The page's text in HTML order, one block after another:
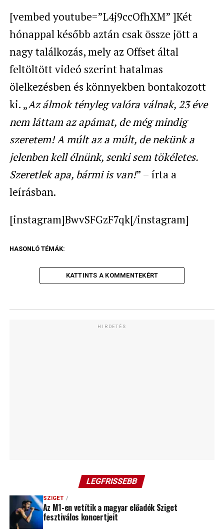
[vembed youtube=”L4j9ccOfhXM” ]Két
hónappal később aztán csak össze jött a
nagy találkozás, mely az Offset által
feltöltött videó szerint hatalmas
ölelkezésben és könnyekben bontakozott
ki. „Az álmok tényleg valóra válnak, 23 éve
nem láttam az apámat, de még mindig
szeretem! A múlt az a múlt, de nekünk a
jelenben kell élnünk, senki sem tökéletes.
Szeretlek apa, bármi is van!” – írta a
leírásban.
[instagram]BwvSFGzF7qk[/instagram]
HASONLÓ TÉMÁK:
KATTINTS A KOMMENTEKÉRT
HIRDETÉS
LEGFRISSEBB
SZIGET
Az M1-en vetítik a magyar előadók Sziget
fesztiválos koncertjeit